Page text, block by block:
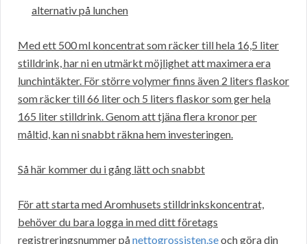
alternativ på lunchen
Med ett 500 ml koncentrat som räcker till hela 16,5 liter
stilldrink, har ni en utmärkt möjlighet att maximera era
lunchintäkter. För större volymer finns även 2 liters flaskor
som räcker till 66 liter och 5 liters flaskor som ger hela
165 liter stilldrink. Genom att tjäna flera kronor per
måltid, kan ni snabbt räkna hem investeringen.
Så här kommer du i gång lätt och snabbt
För att starta med Aromhusets stilldrinkskoncentrat,
behöver du bara logga in med ditt företags
registreringsnummer pånettogrossisten.seoch göra din